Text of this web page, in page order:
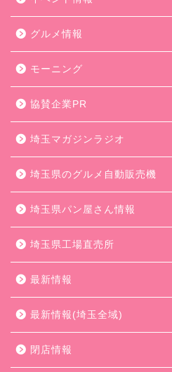
グルメ情報
モーニング
協賛企業PR
埼玉マガジンラジオ
埼玉県のグルメ自動販売機
埼玉県パン屋さん情報
埼玉県工場直売所
最新情報
最新情報(埼玉全域)
閉店情報